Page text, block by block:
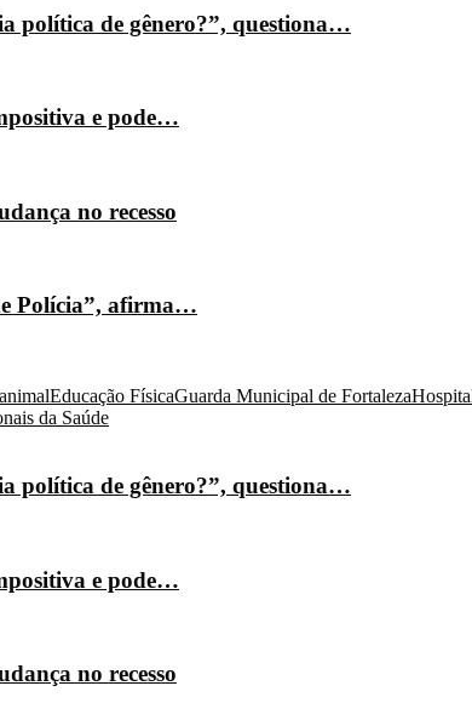
política de gênero?”, questiona…
e pode…
no recesso
Polícia”, afirma…
Educação FísicaGuarda Municipal de Fortaleza
da Saúde
política de gênero?”, questiona…
e pode…
no recesso